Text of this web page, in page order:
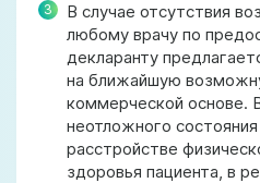
В случае отсутствия
любому врачу по
декларанту
на ближайшую
коммерческой основе.
неотложного
расстройстве
здоровья пациента, в